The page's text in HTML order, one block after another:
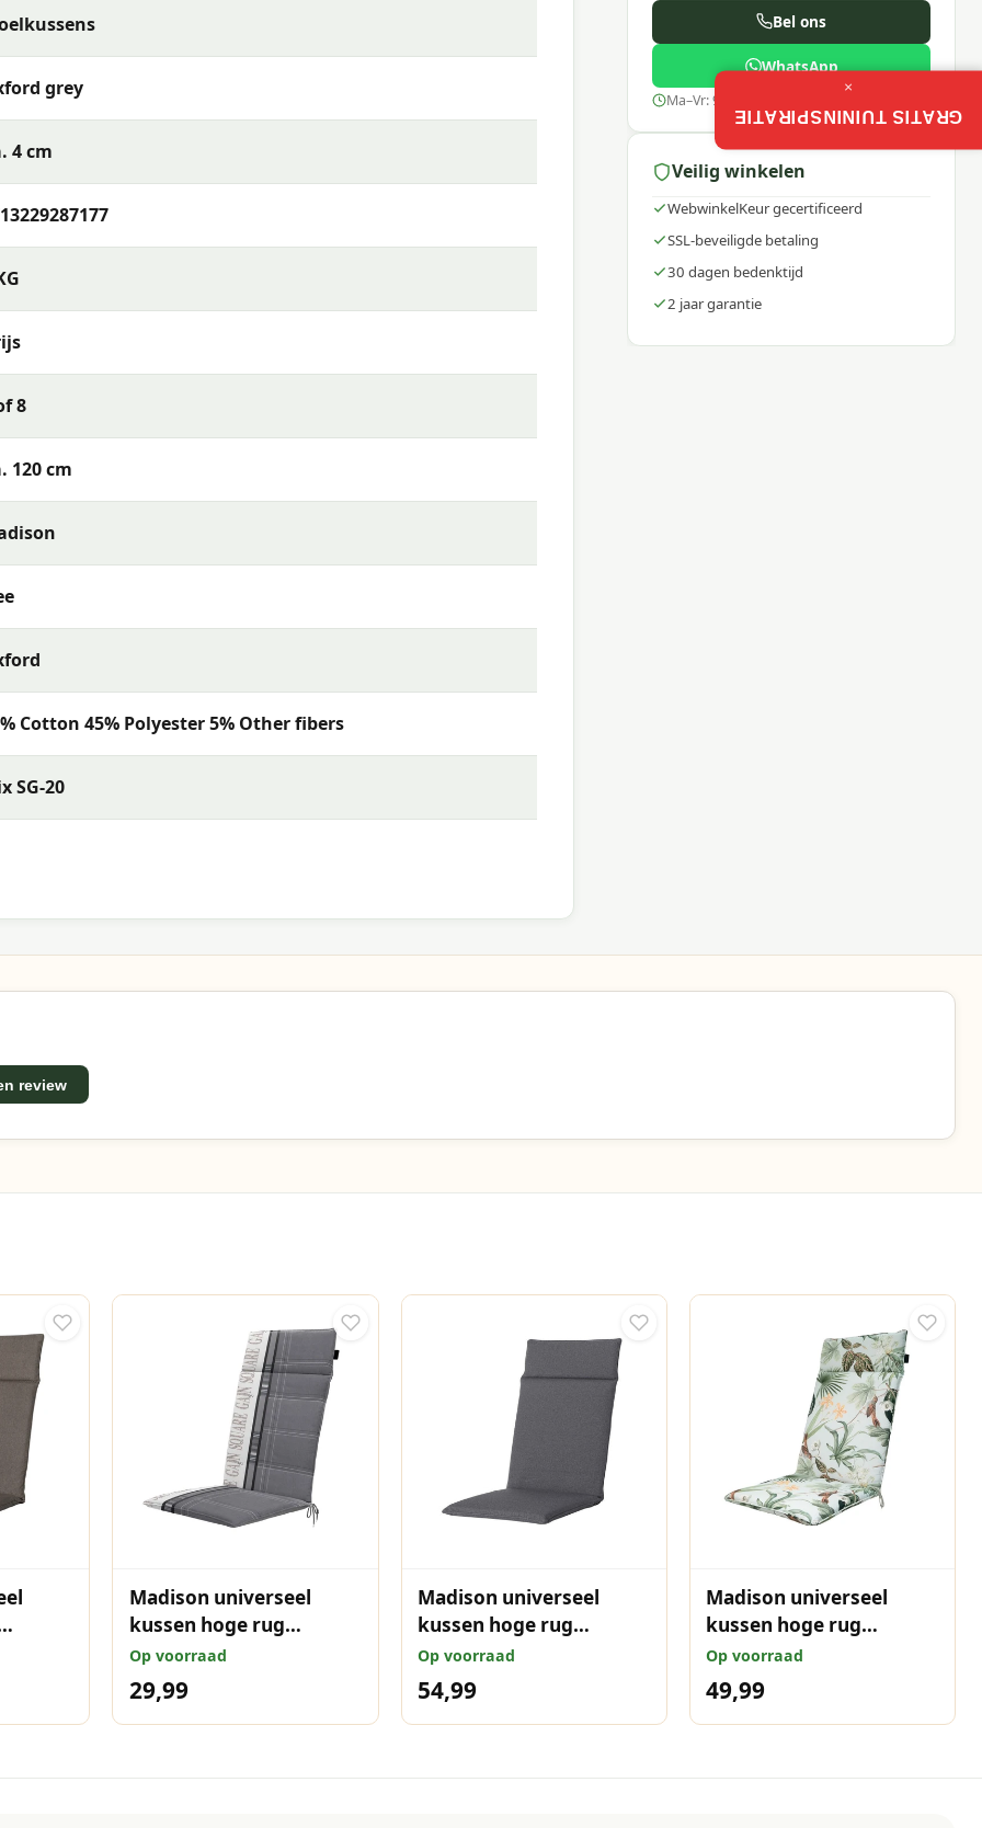
of reinig de stof met een vochtige doek en mild
— zo blijven de kleuren en materialen langer mooi.
rug Outdoor Oxford grey 120x50 cmof wil je meer weten
met ons op via telefoon, e-mail of WhatsApp. Ons team
het beste past bij jouw terras en wensen.
en een uitstekende pasvorm — perfect voor een
grey
4 cm
8
120 cm
Cotton 45% Polyester 5% Other fibers
SG-20
Bel ons
WhatsApp
Ma–Vr: 9:00–17:30
Veilig winkelen
WebwinkelKeur gecertificeerd
SSL-beveiligde betaling
30 dagen bedenktijd
2 jaar garantie
review
Madison universeel
kussen hoge rug
Madison garden grey
120x50 cm
Op voorraad
29,99
Madison universeel
kussen hoge rug
Outdoor Manchester
grey 120x50 cm
Op voorraad
54,99
Madison universeel
kussen hoge rug
Outdoor+ Grasse green
120x50 cm
Op voorraad
49,99
GRATIS TUININSPIRATIE
×